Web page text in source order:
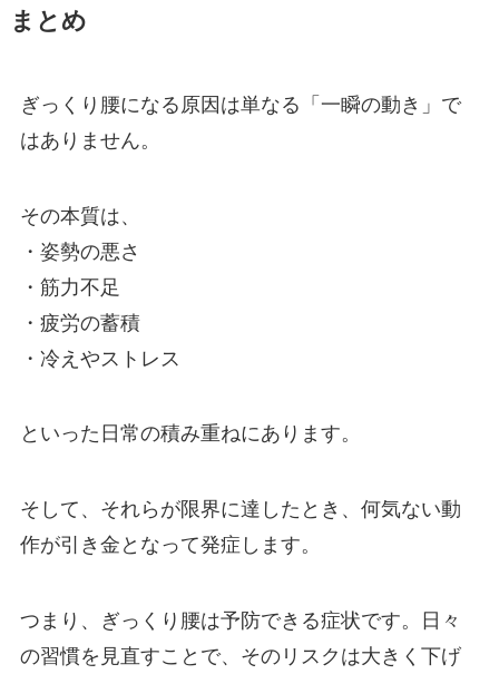
まとめ
ぎっくり腰になる原因は単なる「一瞬の動き」で
はありません。
その本質は、
・姿勢の悪さ
・筋力不足
・疲労の蓄積
・冷えやストレス
といった日常の積み重ねにあります。
そして、それらが限界に達したとき、何気ない動
作が引き金となって発症します。
つまり、ぎっくり腰は予防できる症状です。日々
の習慣を見直すことで、そのリスクは大きく下げ